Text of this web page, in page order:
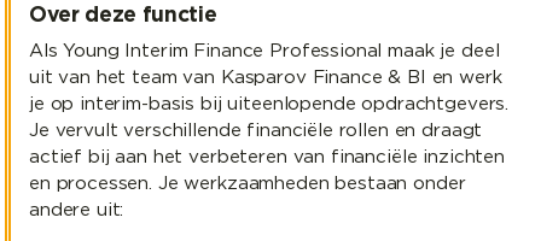
Over deze functie
Als Young Interim Finance Professional maak je deel
uit van het team van Kasparov Finance & BI en werk
je op interim-basis bij uiteenlopende opdrachtgevers.
Je vervult verschillende financiële rollen en draagt
actief bij aan het verbeteren van financiële inzichten
en processen. Je werkzaamheden bestaan onder
andere uit: